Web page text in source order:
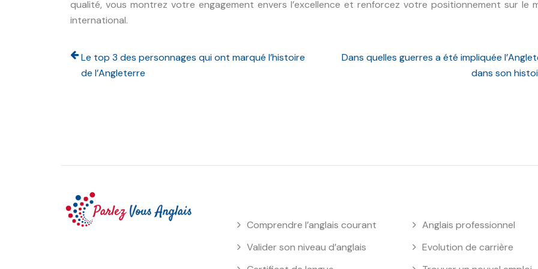
qualité, vous montrez votre engagement envers l’excellence et renforcez votre positionnement sur le
international.
Le top 3 des personnages qui ont marqué l’histoire
de l’Angleterre
Dans quelles guerres a été impliquée
dans son
Comprendre l’anglais courant
Valider son niveau d’anglais
Anglais professionnel
Evolution de carrière